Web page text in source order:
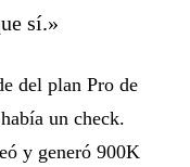
sí.»
del plan Pro de
un check.
y generó 900K